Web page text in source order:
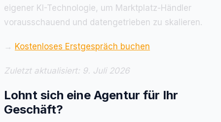
eigener KI-Technologie, um Marktplatz-Händler
vorausschauend und datengetrieben zu skalieren.
→ Kostenloses Erstgespräch buchen
Zuletzt aktualisiert: 9. Juli 2026
Lohnt sich eine Agentur für Ihr
Geschäft?